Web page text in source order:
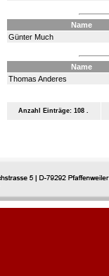
Name
Günter Much
Name
Thomas Anderes
Anzahl Einträge: 108 .